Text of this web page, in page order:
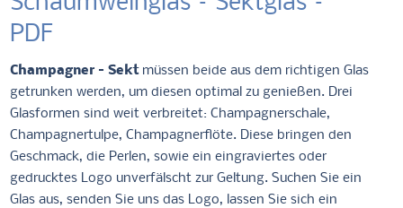
PDF
Champagner – Sekt müssen beide aus dem richtigen Glas
getrunken werden, um diesen optimal zu genießen. Drei
Glasformen sind weit verbreitet: Champagnerschale,
Champagnertulpe, Champagnerflöte. Diese bringen den
Geschmack, die Perlen, sowie ein eingraviertes oder
gedrucktes Logo unverfälscht zur Geltung. Suchen Sie ein
Glas aus, senden Sie uns das Logo, lassen Sie sich ein